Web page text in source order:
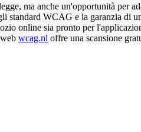
ma anche un'opportunità per
standard WCAG e la garanzia di
online sia pronto per
wcag.nl offre una scansione